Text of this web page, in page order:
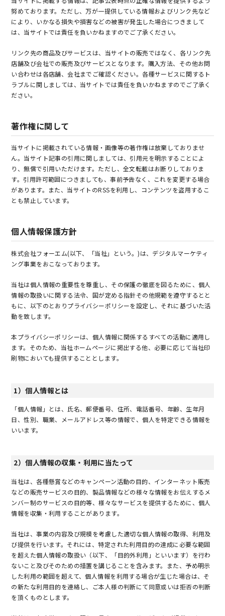
努めております。ただし、万が一提供している情報およびリンク先など
により、いかなる損失や損害などの被害が発生した場合につきまして
は、当サイトでは責任を負いかねますのでご了承ください。
リンク先の商品及びサービスは、当サイトの販売ではなく、各リンク先
店舗及び会社での販売及びサービスとなります。購入方法、その他お問
い合わせは各店舗、会社までご確認ください。各種サービスに関するト
ラブルに関しましては、当サイトでは責任を負いかねますのでご了承く
ださい。
著作権に関して
当サイトに掲載されている情報・画像等の著作権は放棄しておりませ
ん。当サイト記事の引用に関しましては、引用元を明示することによ
り、無償で引用いただけます。ただし、全文転載はお断りしておりま
す。引用許可範囲につきましても、事前予告なく、これを変更する場合
があります。また、当サイトのRSSを利用し、コンテンツを盗用するこ
とも禁止しています。
個人情報保護方針
株式会社フォーエム(以下、「当社」という。)は、デジタルマーケティ
ング事業をおこなっております。
当社は個人情報の重要性を尊重し、その保護の徹底を図るために、個人
情報の取扱いに関する法令、国が定める指針その他規範を遵守するとと
もに、以下のとおりプライバシーポリシーを設定し、それに基づいた活
動を致します。
本プライバシーポリシーは、個人情報に関係するすべての活動に適用し
ます。そのため、当社ホームページに掲出する他、必要に応じて当社印
刷物においても提供することとします。
1）個人情報とは
「個人情報」とは、氏名、郵便番号、住所、電話番号、年齢、生年月
日、性別、職業、メールアドレス等の情報で、個人を特定できる情報を
いいます。
2）個人情報の収集・利用に当たって
当社は、各種懸賞などのキャンペーン活動の目的、インターネット販売
などの販売サービスの目的、製品情報などの様々な情報をお伝えするメ
ンバー制のサービスの目的等、様々なサービスを提供するために、個人
情報を収集・利用することがあります。
当社は、事業の内容及び規模を考慮した適切な個人情報の取得、利用及
び提供を行います。それには、特定された利用目的の達成に必要な範囲
を超えた個人情報の取扱い（以下、「目的外利用」といいます）を行わ
ないこと及びそのための措置を講じることを含みます。また、予め明示
した利用の範囲を超えて、個人情報を利用する場合が生じた場合は、そ
の新たな利用目的を連絡し、ご本人様の判断にて同意或いは拒否の判断
を頂くものとします。